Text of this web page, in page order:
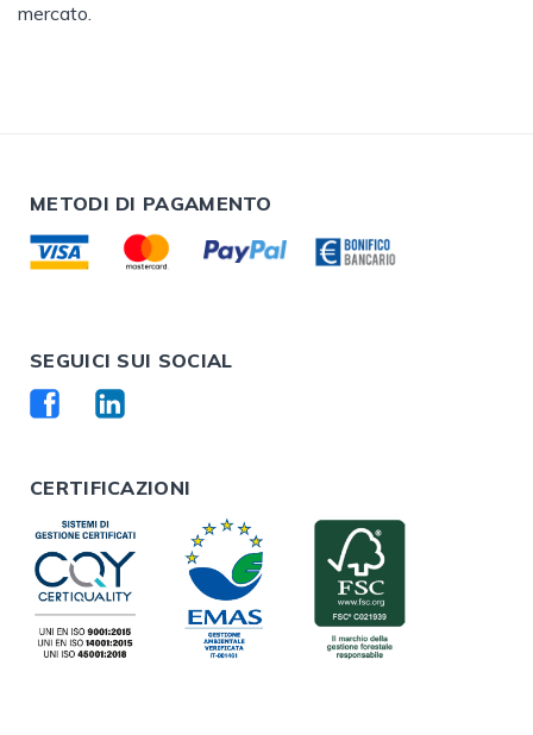
mercato.
METODI DI PAGAMENTO
SEGUICI SUI SOCIAL
CERTIFICAZIONI